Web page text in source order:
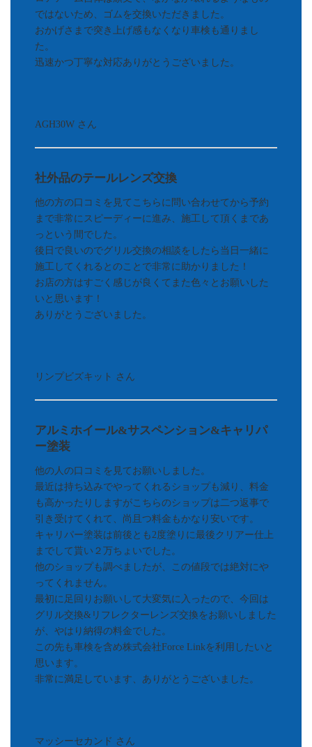
ではないため、ゴムを交換いただきました。
おかげさまで突き上げ感もなくなり車検も通りまし
た。
迅速かつ丁寧な対応ありがとうございました。
AGH30W さん
社外品のテールレンズ交換
他の方の口コミを見てこちらに問い合わせてから予約
まで非常にスピーディーに進み、施工して頂くまであ
っという間でした。
後日で良いのでグリル交換の相談をしたら当日一緒に
施工してくれるとのことで非常に助かりました！
お店の方はすごく感じが良くてまた色々とお願いした
いと思います！
ありがとうございました。
リンプビズキット さん
アルミホイール&サスペンション&キャリパ
ー塗装
他の人の口コミを見てお願いしました。
最近は持ち込みでやってくれるショップも減り、料金
も高かったりしますがこちらのショップは二つ返事で
引き受けてくれて、尚且つ料金もかなり安いです。
キャリパー塗装は前後とも2度塗りに最後クリアー仕上
までして貰い２万ちょいでした。
他のショップも調べましたが、この値段では絶対にや
ってくれません。
最初に足回りお願いして大変気に入ったので、今回は
グリル交換&リフレクターレンズ交換をお願いしました
が、やはり納得の料金でした。
この先も車検を含め株式会社Force Linkを利用したいと
思います。
非常に満足しています、ありがとうございました。
マッシーセカンド さん